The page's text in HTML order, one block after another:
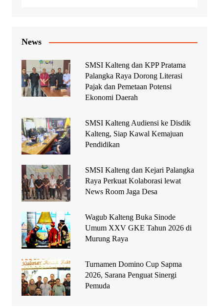
News
SMSI Kalteng dan KPP Pratama
Palangka Raya Dorong Literasi
Pajak dan Pemetaan Potensi
Ekonomi Daerah
SMSI Kalteng Audiensi ke Disdik
Kalteng, Siap Kawal Kemajuan
Pendidikan
SMSI Kalteng dan Kejari Palangka
Raya Perkuat Kolaborasi lewat
News Room Jaga Desa
Wagub Kalteng Buka Sinode
Umum XXV GKE Tahun 2026 di
Murung Raya
Turnamen Domino Cup Sapma
2026, Sarana Penguat Sinergi
Pemuda